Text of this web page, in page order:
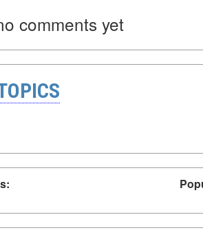
comments yet